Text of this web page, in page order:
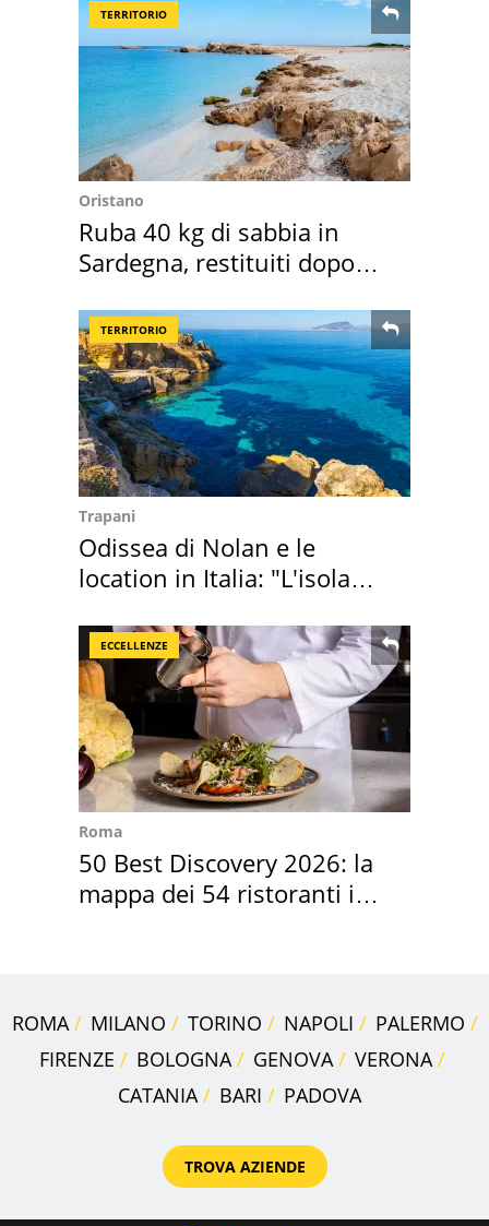
TERRITORIO
Oristano
Ruba 40 kg di sabbia in
Sardegna, restituiti dopo
TERRITORIO
Trapani
Odissea di Nolan e le
location in Italia: "L'isola
ECCELLENZE
Roma
50 Best Discovery 2026: la
mappa dei 54 ristoranti in
ROMA MILANO TORINO NAPOLI
PALERMO
FIRENZE
BOLOGNA GENOVA
VERONA
CATANIA
BARI PADOVA
TROVA AZIENDE